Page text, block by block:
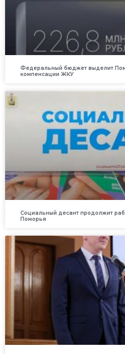
Федеральный бюджет выделит
компенсации ЖКУ
Социальный десант продолжит
Поморья